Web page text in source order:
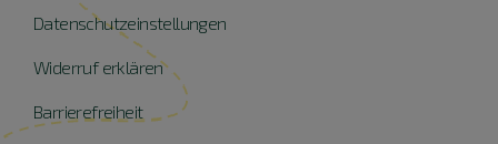
Datenschutzeinstellungen
Widerruf erklären
Barrierefreiheit